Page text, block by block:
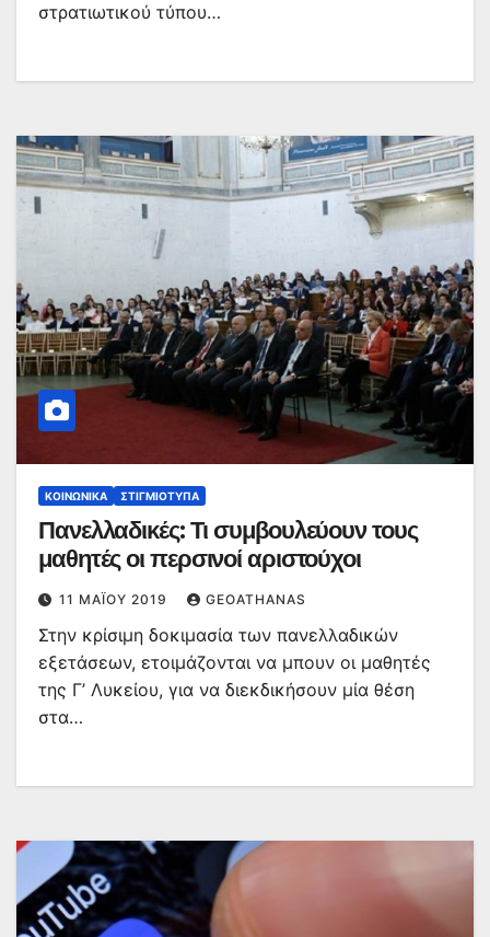
στρατιωτικού τύπου…
ΚΟΙΝΩΝΙΚΆ ΣΤΙΓΜΙΌΤΥΠΑ
Πανελλαδικές: Τι συμβουλεύουν τους
μαθητές οι περσινοί αριστούχοι
11 ΜΑΪ́ΟΥ 2019 GEOATHANAS
Στην κρίσιμη δοκιμασία των πανελλαδικών
εξετάσεων, ετοιμάζονται να μπουν οι μαθητές
της Γ’ Λυκείου, για να διεκδικήσουν μία θέση
στα…